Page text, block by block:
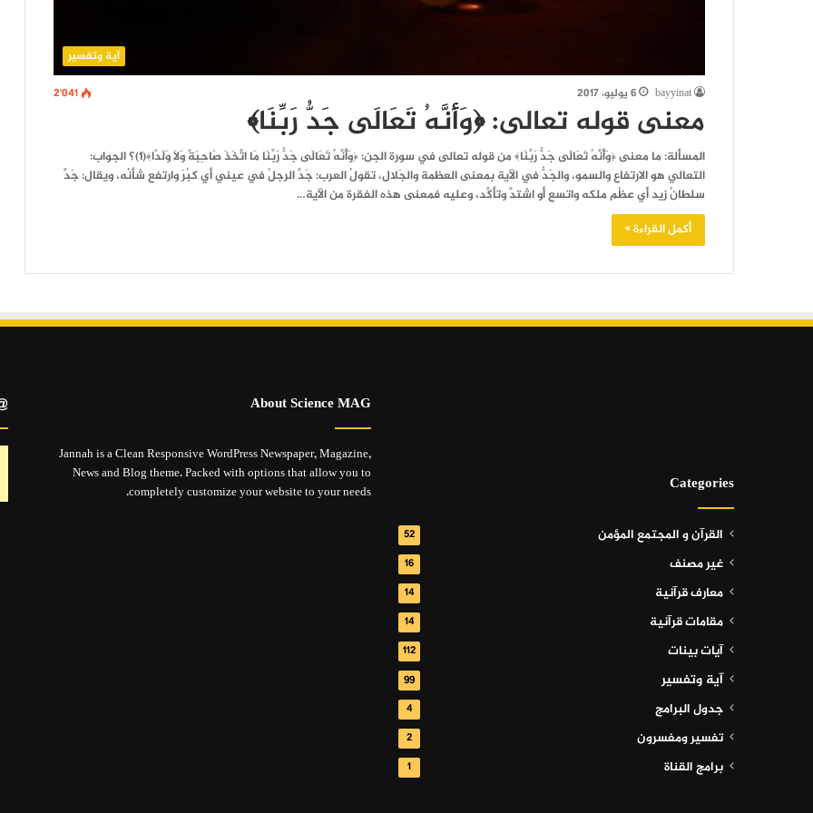
آية وتفسير
bayyinat 6 يوليو، 2017 2٬041
معنى قوله تعالى: ﴿وَأَنَّهُ تَعَالَى جَدُّ رَبِّنَا﴾
المسألة: ما معنى ﴿وَأَنَّهُ تَعَالَى جَدُّ رَبِّنَا﴾ من قوله تعالى في سورة الجن: ﴿وَأَنَّهُ تَعَالَى جَدُّ رَبِّنَا مَا اتَّخَذَ صَاحِبَةً وَلَا وَلَدًا﴾(1)؟ الجواب:
التعالي هو الارتفاع والسمو، والجَدُّ في الآية بمعنى العظمة والجَلال، تقولُ العرب: جَدَّ الرجلُ في عيني أي كبُرَ وارتفع شأنُه، ويقال: جَدَّ
سلطانُ زيد أي عظُم ملكه واتسع أو اشتدَّ وتأكَّد، وعليه فمعنى هذه الفقرة من الآية…
أكمل القراءة »
Categories
القرآن و المجتمع المؤمن 52
غير مصنف 16
معارف قرآنية 14
مقامات قرآنية 14
آيات بينات 112
آية وتفسير 99
جدول البرامج 4
تفسير ومفسرون 2
برامج القناة 1
About Science MAG
Jannah is a Clean Responsive WordPress Newspaper, Magazine,
News and Blog theme. Packed with options that allow you to
completely customize your website to your needs.
Us